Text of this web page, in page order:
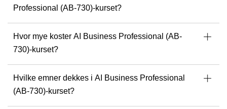
Klar til å bygge løsninger med en av de beste i bransjen?
Professional (AB-730)-kurset?
Hvor mye koster AI Business Professional (AB-
730)-kurset?
Hvilke emner dekkes i AI Business Professional
(AB-730)-kurset?